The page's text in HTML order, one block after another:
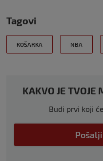
Tagovi
KOŠARKA NBA
KAKVO JE TVOJE
Budi prvi koji